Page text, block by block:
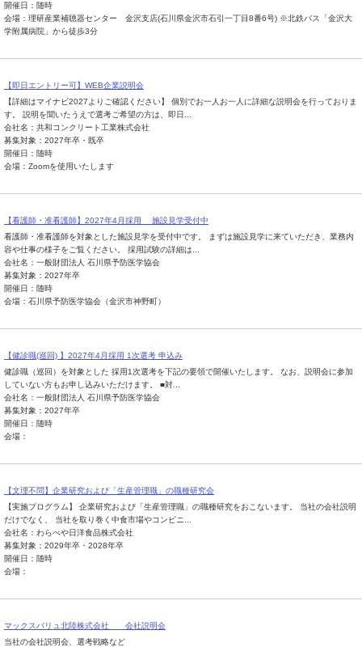
開催日：随時
会場：理研産業補聴器センター 金沢支店(石川県金沢市石引一丁目8番6号) ※北鉄バス「金沢大
学附属病院」から徒歩3分
【即日エントリー可】WEB企業説明会
【詳細はマイナビ2027よりご確認ください】 個別でお一人お一人に詳細な説明会を行っておりま
す。 説明を聞いたうえで選考ご希望の方は、即日...
会社名：共和コンクリート工業株式会社
募集対象：2027年卒・既卒
開催日：随時
会場：Zoomを使用いたします
【看護師・准看護師】2027年4月採用 施設見学受付中
看護師・准看護師を対象とした施設見学を受付中です。 まずは施設見学に来ていただき、業務内
容や仕事の様子をご覧ください。 採用試験の詳細は...
会社名：一般財団法人 石川県予防医学協会
募集対象：2027年卒
開催日：随時
会場：石川県予防医学協会（金沢市神野町）
【健診職(巡回) 】2027年4月採用 1次選考 申込み
健診職（巡回）を対象とした 採用1次選考を下記の要領で開催いたします。 なお、説明会に参加
していない方もお申し込みいただけます。 ■対...
会社名：一般財団法人 石川県予防医学協会
募集対象：2027年卒
開催日：随時
会場：
【文理不問】企業研究および「生産管理職」の職種研究会
【実施プログラム】 企業研究および「生産管理職」の職種研究をおこないます。 当社の会社説明
だけでなく、 当社を取り巻く中食市場やコンビニ...
会社名：わらべや日洋食品株式会社
募集対象：2029年卒・2028年卒
開催日：随時
会場：
マックスバリュ北陸株式会社 会社説明会
当社の会社説明会、選考戦略など